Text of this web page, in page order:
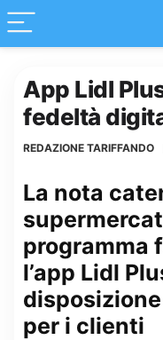
App Lidl
fedeltà
REDAZIONE TARIFFANDO
La nota
programma
l’app Lidl
per i clienti